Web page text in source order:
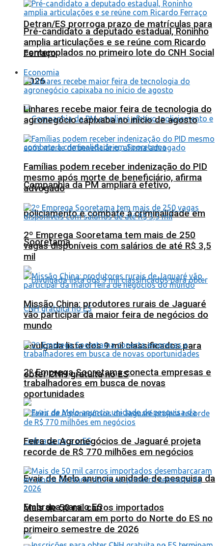
Detran/ES prorroga prazo de matrículas para
contemplados no primeiro lote do CNH Social
2026
Companhia da PM ampliará efetivo,
policiamento e combate à criminalidade em
Sooretama
Divulgada lista dos 9 mil classificados para
obter CNH gratuita no ES
Evair de Melo anuncia unidade de pesquisa da
Embrapa para o ES
Pré-candidato a deputado estadual, Roninho
amplia articulações e se reúne com Ricardo
Ferraço
Economia
Linhares recebe maior feira de tecnologia do
agronegócio capixaba no início de agosto
Famílias podem receber indenização do PID
mesmo após morte de beneficiário, afirma
advogado
2º Emprega Sooretama tem mais de 250
vagas disponíveis com salários de até R$ 3,5
mil
Missão China: produtores rurais de Jaguaré
vão participar da maior feira de negócios do
mundo
2º Emprega Sooretama conecta empresas e
trabalhadores em busca de novas
oportunidades
Feira de Agronegócios de Jaguaré projeta
recorde de R$ 770 milhões em negócios
Mais de 50 mil carros importados
desembarcaram em porto do Norte do ES no
primeiro semestre de 2026